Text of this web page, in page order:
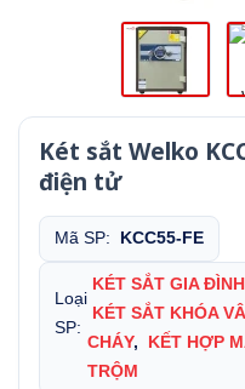
Két sắt Welko
điện tử
Mã SP: KCC55-FE
Loại
SP:
KÉT SẮT GIA ĐÌNH
KÉT SẮT KHÓA
CHÁY, KẾT HỢP
TRỘM